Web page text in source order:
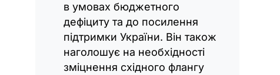
в умовах бюджетного
дефіциту та до посилення
підтримки України. Він також
наголошує на необхідності
зміцнення східного флангу